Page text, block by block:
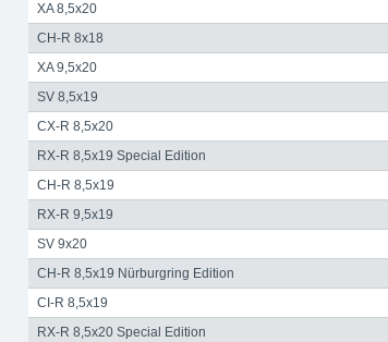
XA 8,5x20
CH-R 8x18
XA 9,5x20
SV 8,5x19
CX-R 8,5x20
RX-R 8,5x19 Special Edition
CH-R 8,5x19
RX-R 9,5x19
SV 9x20
CH-R 8,5x19 Nürburgring Edition
CI-R 8,5x19
RX-R 8,5x20 Special Edition